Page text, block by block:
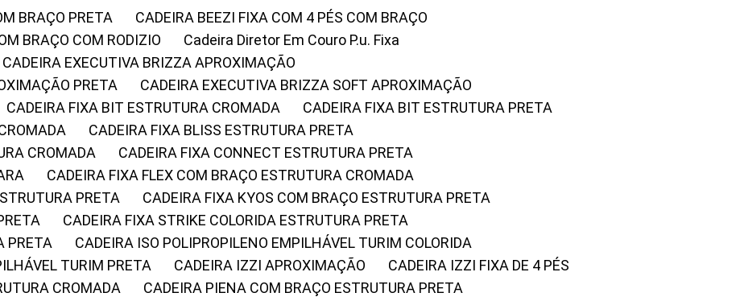
BRAÇO PRETA
CADEIRA BEEZI FIXA COM 4 PÉS COM BRAÇO
BRAÇO COM RODIZIO
Cadeira Diretor Em Couro P.u. Fixa
CADEIRA EXECUTIVA BRIZZA APROXIMAÇÃO
PRETA
CADEIRA EXECUTIVA BRIZZA SOFT APROXIMAÇÃO
CADEIRA FIXA BIT ESTRUTURA CROMADA
CADEIRA FIXA BIT ESTRUTURA PRETA
CADEIRA FIXA BLISS ESTRUTURA PRETA
CROMADA
CADEIRA FIXA CONNECT ESTRUTURA PRETA
CADEIRA FIXA FLEX COM BRAÇO ESTRUTURA CROMADA
PRETA
CADEIRA FIXA KYOS COM BRAÇO ESTRUTURA PRETA
CADEIRA FIXA STRIKE COLORIDA ESTRUTURA PRETA
PRETA
CADEIRA ISO POLIPROPILENO EMPILHÁVEL TURIM COLORIDA
TURIM PRETA
CADEIRA IZZI APROXIMAÇÃO
CADEIRA IZZI FIXA DE 4 PÉS
CROMADA
CADEIRA PIENA COM BRAÇO ESTRUTURA PRETA